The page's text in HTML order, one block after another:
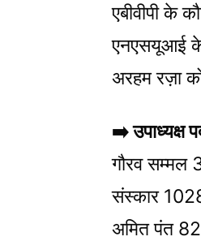
एबीवीपी के
एनएसयूआई
अरहम रज़ा
➡️उपाध्यक्ष
गौरव सम्मल
संस्कार
अमित पंत 82